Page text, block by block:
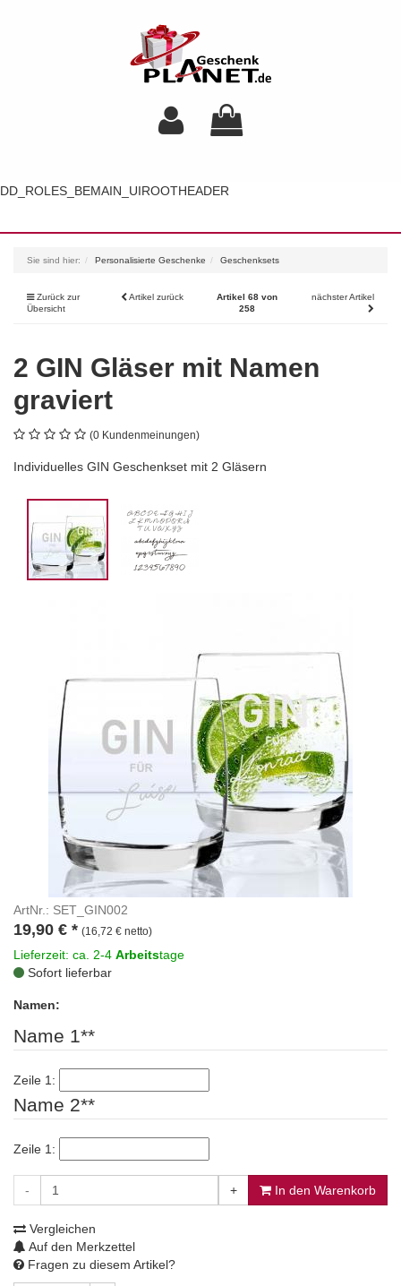
DD_ROLES_BEMAIN_UIROOTHEADER
Sie sind hier: Personalisierte Geschenke Geschenksets
Zurück zur
Übersicht
Artikel zurück
Artikel 68 von
258
nächster Artikel
2 GIN Gläser mit Namen
graviert
(0 Kundenmeinungen)
Individuelles GIN Geschenkset mit 2 Gläsern
ArtNr.: SET_GIN002
19,90 € * (16,72 € netto)
Lieferzeit: ca. 2-4 Arbeitstage
Sofort lieferbar
Namen:
Name 1**
Zeile 1:
Name 2**
Zeile 1:
- + In den Warenkorb
Vergleichen
Auf den Merkzettel
Fragen zu diesem Artikel?